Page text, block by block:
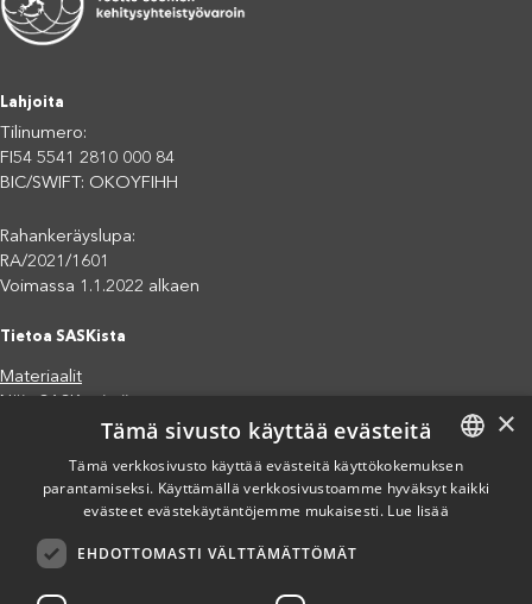
Lahjoita
Tilinumero:
FI54 5541 2810 000 84
BIC/SWIFT: OKOYFIHH
Rahankeräyslupa:
RA/2021/1601
Voimassa 1.1.2022 alkaen
Tietoa SASKista
Materiaalit
Näin SASK toimii
Jäsenjärjestöt
Saavutettavuusseloste
Tietosuojaseloste
Eettiset periaatteet (pdf)
Lahjoita
Osallistu
FINNISH
×
Tämä sivusto käyttää evästeitä
Tämä verkkosivusto käyttää evästeitä käyttökokemuksen
parantamiseksi. Käyttämällä verkkosivustoamme hyväksyt kaikki
evästeet evästekäytäntöjemme mukaisesti. Lue lisää
EHDOTTOMASTI VÄLTTÄMÄTTÖMÄT